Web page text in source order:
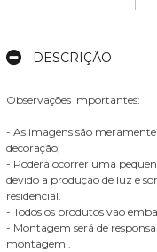
DESCRIÇÃO
Observações Importantes:
- As imagens são
decoração;
- Poderá ocorrer uma
devido a produção de luz e
residencial.
- Todos os produtos vão
- Montagem será de
montagem .